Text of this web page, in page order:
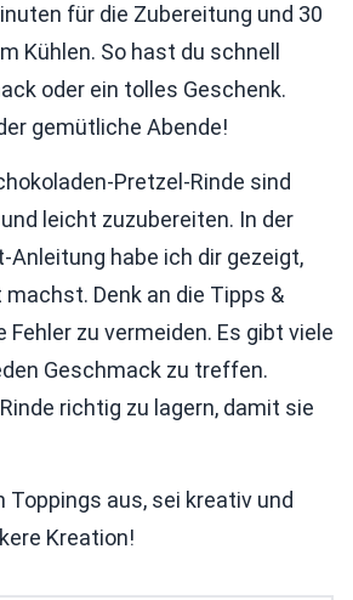
für die Zubereitung und 30
Kühlen. So hast du schnell
oder ein tolles Geschenk.
gemütliche Abende!
Pretzel-Rinde sind
leicht zuzubereiten. In der
habe ich dir gezeigt,
Denk an die Tipps &
Fehler zu vermeiden. Es gibt viele
Geschmack zu treffen.
richtig zu lagern, damit sie
Toppings aus, sei kreativ und
Kreation!